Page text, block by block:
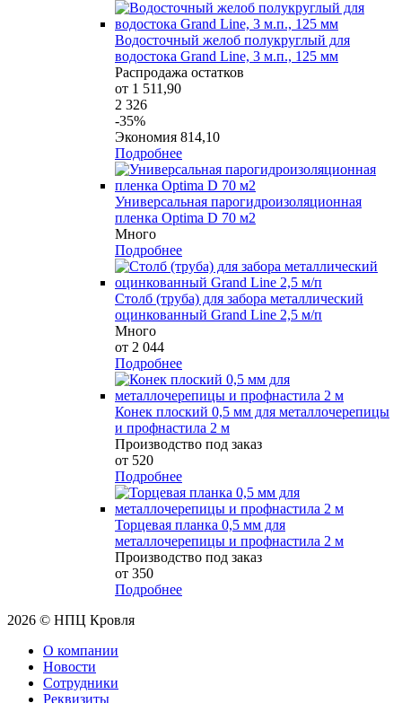
Водосточный желоб полукруглый для
водостока Grand Line, 3 м.п., 125 мм
Распродажа остатков
от 1 511,90
2 326
-35%
Экономия 814,10
Подробнее
Универсальная парогидроизоляционная
пленка Optima D 70 м2
Много
Подробнее
Столб (труба) для забора металлический
оцинкованный Grand Line 2,5 м/п
Много
от 2 044
Подробнее
Конек плоский 0,5 мм для металлочерепицы
и профнастила 2 м
Производство под заказ
от 520
Подробнее
Торцевая планка 0,5 мм для
металлочерепицы и профнастила 2 м
Производство под заказ
от 350
Подробнее
2026 © НПЦ Кровля
О компании
Новости
Сотрудники
Реквизиты